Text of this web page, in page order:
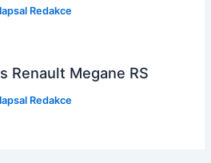
Redakce
Renault Megane RS
Redakce